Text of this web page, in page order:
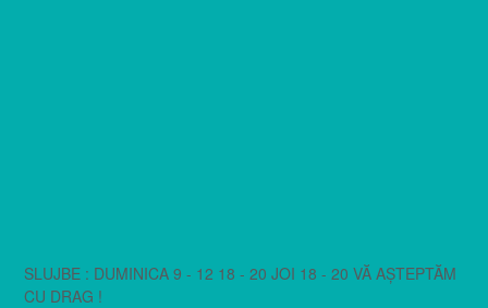
SLUJBE : DUMINICA 9 - 12 18 - 20 JOI 18 - 20 VĂ AȘTEPTĂM
CU DRAG !